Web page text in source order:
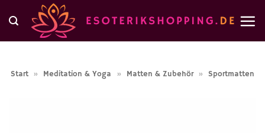
Inhalt
springen
Start » Meditation & Yoga » Matten & Zubehör » Sportmatten